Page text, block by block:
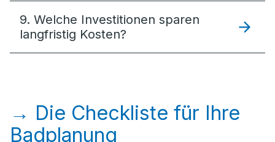
9. Welche Investitionen sparen
langfristig Kosten?
→ Die Checkliste für Ihre
Badplanung